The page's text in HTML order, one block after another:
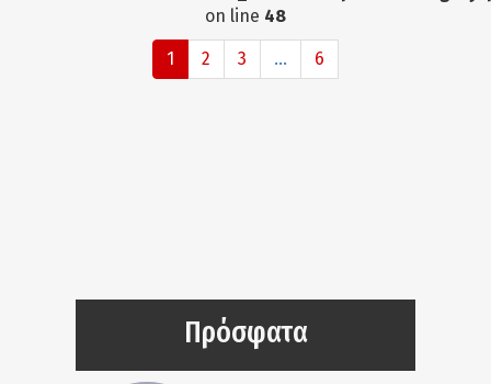
on line 48
1 2 3 ... 6
Πρόσφατα